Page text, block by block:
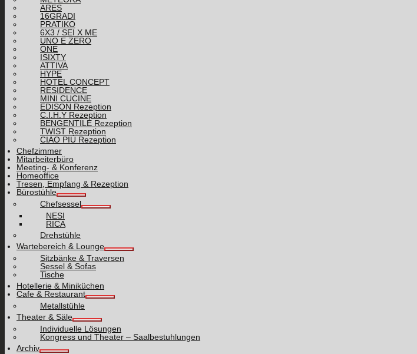
ARES
16GRADI
PRATIKO
6X3 / SEI X ME
UNO E ZERO
ONE
ISIXTY
ATTIVA
HYPE
HOTEL CONCEPT
RESIDENCE
MINI CUCINE
EDISON Rezeption
C.I.H.Y Rezeption
BENGENTILE Rezeption
TWIST Rezeption
CIAO PIÙ Rezeption
Chefzimmer
Mitarbeiterbüro
Meeting- & Konferenz
Homeoffice
Tresen, Empfang & Rezeption
Bürostühle
Chefsessel
NESI
RICA
Drehstühle
Wartebereich & Lounge
Sitzbänke & Traversen
Sessel & Sofas
Tische
Hotellerie & Miniküchen
Cafe & Restaurant
Metallstühle
Theater & Säle
Individuelle Lösungen
Kongress und Theater – Saalbestuhlungen
Archiv